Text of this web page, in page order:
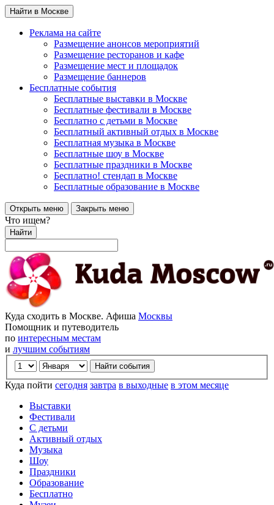
Найти в Москве
Реклама на сайте
Размещение анонсов мероприятий
Размещение ресторанов и кафе
Размещение мест и площадок
Размещение баннеров
Бесплатные события
Бесплатные выставки в Москве
Бесплатные фестивали в Москве
Бесплатно с детьми в Москве
Бесплатный активный отдых в Москве
Бесплатная музыка в Москве
Бесплатные шоу в Москве
Бесплатные праздники в Москве
Бесплатно! стендап в Москве
Бесплатные образование в Москве
Открыть меню Закрыть меню
Что ищем?
Найти
Куда сходить в Москве. Афиша Москвы
Помощник и путеводитель
по интересным местам
и лучшим событиям
Куда пойти сегодня завтра в выходные в этом месяце
Выставки
Фестивали
С детьми
Активный отдых
Музыка
Шоу
Праздники
Образование
Бесплатно